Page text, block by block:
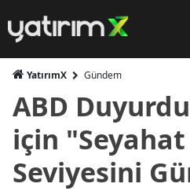
YatırımX Gündem
ABD
için
Seviyesini